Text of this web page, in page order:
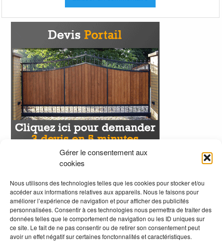
Gérer le consentement aux
cookies
Nous utilisons des technologies telles que les cookies pour stocker et/ou
accéder aux informations relatives aux appareils. Nous le faisons pour
améliorer l’expérience de navigation et pour afficher des publicités
personnalisées. Consentir à ces technologies nous permettra de traiter des
données telles que le comportement de navigation ou les ID uniques sur
ce site. Le fait de ne pas consentir ou de retirer son consentement peut
avoir un effet négatif sur certaines fonctonnalités et caractéristiques.